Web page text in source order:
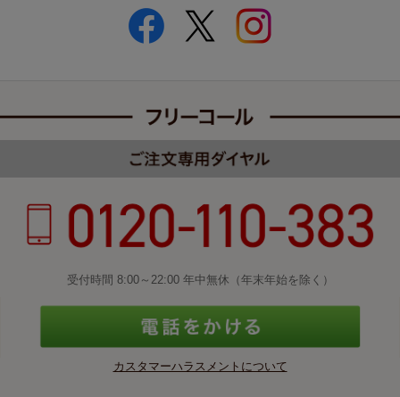
受付時間 8:00～22:00 年中無休（年末年始を除く）
カスタマーハラスメントについて